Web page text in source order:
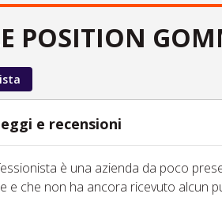
POSITION
e recensioni
è una azienda da poco
e che non ha ancora ricevuto alcun